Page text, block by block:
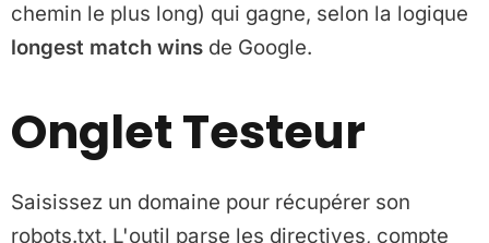
chemin le plus long) qui gagne, selon la logique
longest match wins de Google.
Onglet Testeur
Saisissez un domaine pour récupérer son
robots.txt. L'outil parse les directives, compte